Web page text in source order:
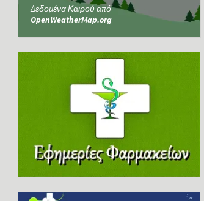
Δεδομένα Καιρού από
OpenWeatherMap.org